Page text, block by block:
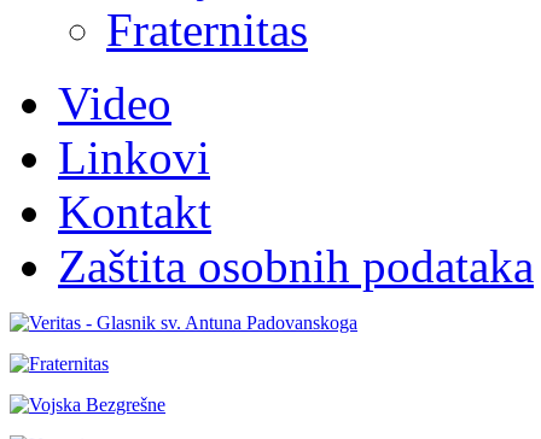
Fraternitas
Video
Linkovi
Kontakt
Zaštita osobnih podataka